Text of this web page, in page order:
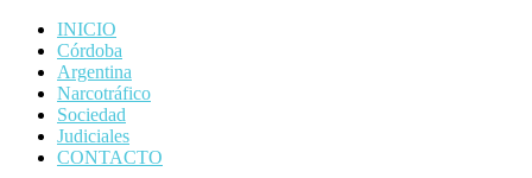
INICIO
Córdoba
Argentina
Narcotráfico
Sociedad
Judiciales
CONTACTO